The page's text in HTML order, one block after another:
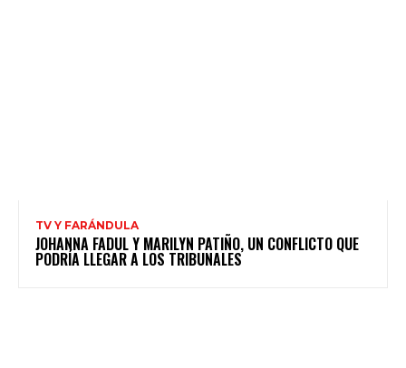
TV Y FARÁNDULA
JOHANNA FADUL Y MARILYN PATIÑO, UN CONFLICTO QUE
PODRÍA LLEGAR A LOS TRIBUNALES